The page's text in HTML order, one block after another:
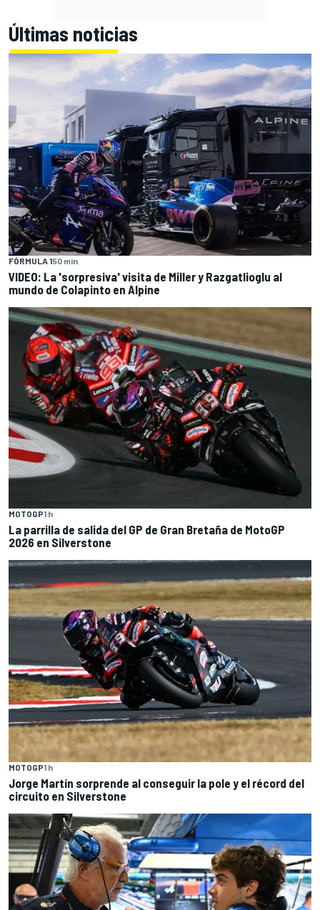
Últimas noticias
FÓRMULA 150 min
VIDEO: La 'sorpresiva' visita de Miller y Razgatlioglu al
mundo de Colapinto en Alpine
MOTOGP1 h
La parrilla de salida del GP de Gran Bretaña de MotoGP
2026 en Silverstone
MOTOGP1 h
Jorge Martín sorprende al conseguir la pole y el récord del
circuito en Silverstone